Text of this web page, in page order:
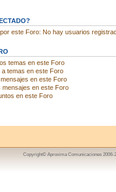
este Foro: No hay usuarios
temas en este Foro
temas en este Foro
en este Foro
en este Foro
en este Foro
Copyright© Aproxima Comunicaciones 2006-